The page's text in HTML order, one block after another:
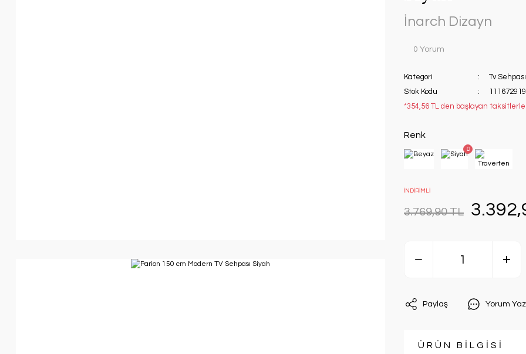
İnarch Dizayn
0 Yorum
Kategori
Tv Sehpası
Stok Kodu
*354,56 TL den başlayan
Renk
İNDİRİMLİ
3.769,90 TL
Paylaş Yorum Yaz
ÜRÜN BİLGİSİ